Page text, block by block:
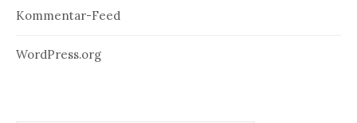
Kommentar-Feed
WordPress.org